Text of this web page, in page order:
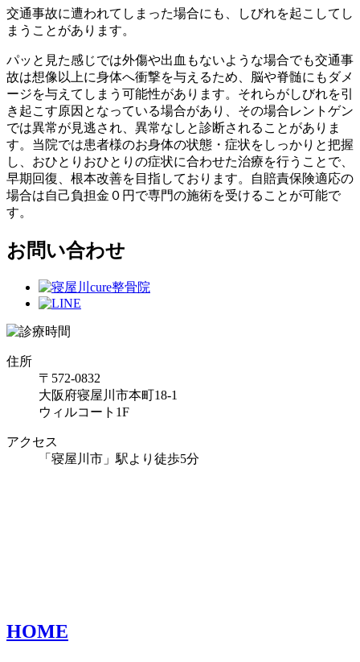
交通事故に遭われてしまった場合にも、しびれを起こしてし
まうことがあります。
パッと見た感じでは外傷や出血もないような場合でも交通事
故は想像以上に身体へ衝撃を与えるため、脳や脊髄にもダメ
ージを与えてしまう可能性があります。それらがしびれを引
き起こす原因となっている場合があり、その場合レントゲン
では異常が見逃され、異常なしと診断されることがありま
す。当院では患者様のお身体の状態・症状をしっかりと把握
し、おひとりおひとりの症状に合わせた治療を行うことで、
早期回復、根本改善を目指しております。自賠責保険適応の
場合は自己負担金０円で専門の施術を受けることが可能で
す。
お問い合わせ
住所
〒572-0832
大阪府寝屋川市本町18-1
ウィルコート1F
アクセス
「寝屋川市」駅より徒歩5分
HOME